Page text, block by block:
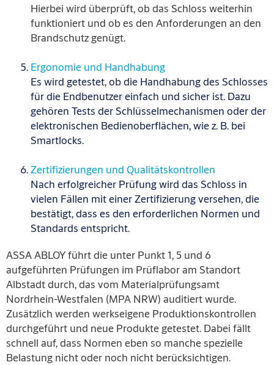
Hierbei wird überprüft, ob das Schloss weiterhin
funktioniert und ob es den Anforderungen an den
Brandschutz genügt.
Ergonomie und Handhabung
Es wird getestet, ob die Handhabung des Schlosses
für die Endbenutzer einfach und sicher ist. Dazu
gehören Tests der Schlüsselmechanismen oder der
elektronischen Bedienoberflächen, wie z. B. bei
Smartlocks.
Zertifizierungen und Qualitätskontrollen
Nach erfolgreicher Prüfung wird das Schloss in
vielen Fällen mit einer Zertifizierung versehen, die
bestätigt, dass es den erforderlichen Normen und
Standards entspricht.
ASSA ABLOY führt die unter Punkt 1, 5 und 6
aufgeführten Prüfungen im Prüflabor am Standort
Albstadt durch, das vom Materialprüfungsamt
Nordrhein-Westfalen (MPA NRW) auditiert wurde.
Zusätzlich werden werkseigene Produktionskontrollen
durchgeführt und neue Produkte getestet. Dabei fällt
schnell auf, dass Normen eben so manche spezielle
Belastung nicht oder noch nicht berücksichtigen.